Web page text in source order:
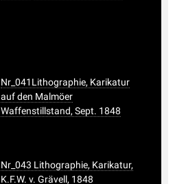
Nr_041Lithographie, Karikatur
auf den Malmöer
Waffenstillstand, Sept. 1848
Nr_043 Lithographie, Karikatur,
K.F.W. v. Grävell, 1848